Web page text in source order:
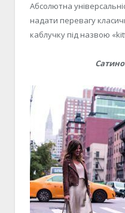
Абсолютна
надати перевагу
каблучку під назвою